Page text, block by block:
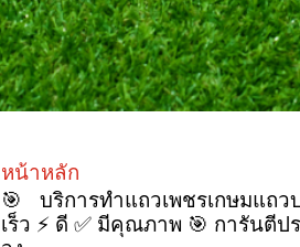
หน้าหลัก
🎯 บริการทำแถวเพชรเกษมแถว
เร็ว ⚡ ดี ✅ มีคุณภาพ 🎯 การันตี